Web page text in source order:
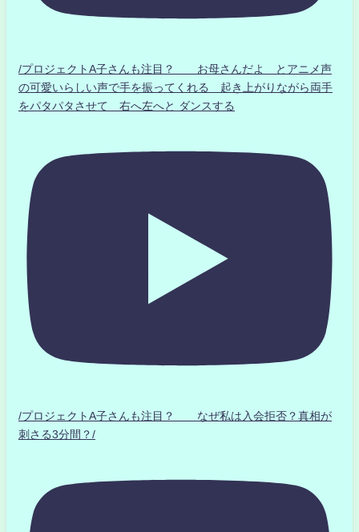
/プロジェクトA子さんも注目？ お母さんだよ とアニメ声
の可愛いらしい声で手を振ってくれる 起き上がりながら両手
をパタパタさせて 右へ左へと ダンスする
/プロジェクトA子さんも注目？ なぜ私は入会拒否？真相が
刺さる3分間？/